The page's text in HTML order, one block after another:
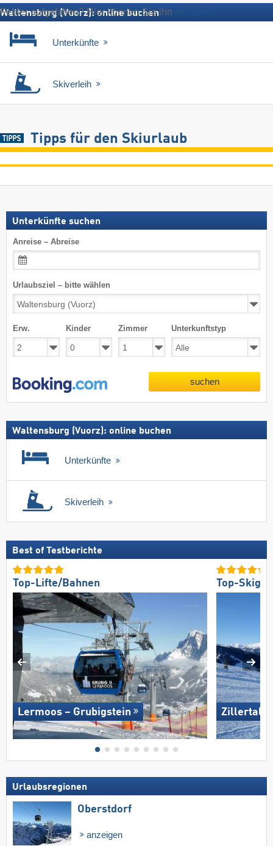
Fehler aufgefallen? Hier können Sie ihn
Waltensburg (Vuorz): online buchen
Unterkünfte
Skiverleih
Tipps für den Skiurlaub
Unterkünfte suchen
Anreise – Abreise
Urlaubsziel – bitte wählen
Erw. Kinder Zimmer Unterkunftstyp
suchen
Waltensburg (Vuorz): online buchen
Unterkünfte
Skiverleih
Best of Testberichte
Top-Lifte/Bahnen
Lermoos – Grubigstein
Top-
Zillertal
Urlaubsregionen
Oberstdorf
anzeigen